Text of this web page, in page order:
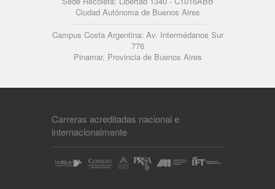
Ciudad Autónoma de Buenos Aires
Campus Costa Argentina: Av. Intermédanos Sur
776
Pinamar, Provincia de Buenos Aires
Carreras acreditadas nacional e
internacionalmente